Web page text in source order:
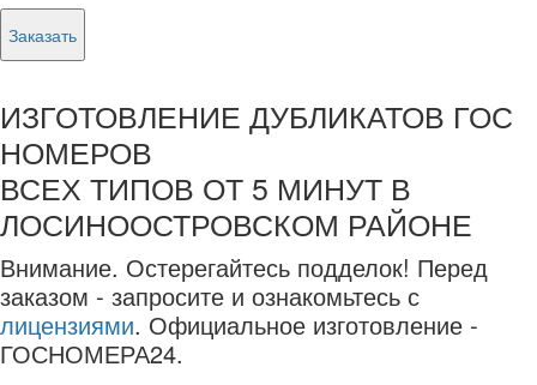
Заказать
ИЗГОТОВЛЕНИЕ ДУБЛИКАТОВ ГОС
НОМЕРОВ
ВСЕХ ТИПОВ ОТ 5 МИНУТ В
ЛОСИНООСТРОВСКОМ РАЙОНЕ
Внимание. Остерегайтесь подделок! Перед
заказом - запросите и ознакомьтесь с
лицензиями. Официальное изготовление -
ГОСНОМЕРА24.